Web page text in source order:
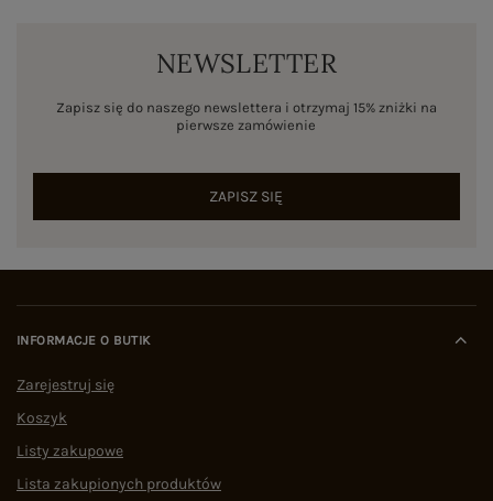
NEWSLETTER
Zapisz się do naszego newslettera i otrzymaj 15% zniżki na
pierwsze zamówienie
ZAPISZ SIĘ
INFORMACJE O BUTIK
Zarejestruj się
Koszyk
Listy zakupowe
Lista zakupionych produktów